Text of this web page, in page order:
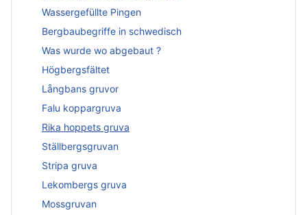
Wassergefüllte Pingen
Bergbaubegriffe in schwedisch
Was wurde wo abgebaut ?
Högbergsfältet
Långbans gruvor
Falu koppargruva
Rika hoppets gruva
Ställbergsgruvan
Stripa gruva
Lekombergs gruva
Mossgruvan